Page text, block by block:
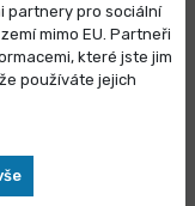
partnery pro sociální
mimo EU. Partneři
které jste jim
používáte jejich
zásob
za